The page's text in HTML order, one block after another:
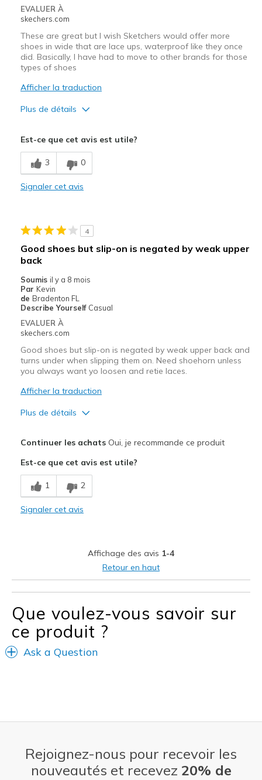
EVALUER À
skechers.com
These are great but I wish Sketchers would offer more
shoes in wide that are lace ups, waterproof like they once
did. Basically, I have had to move to other brands for those
types of shoes
Afficher la traduction
Plus de détails
Comfortable
Stylish
Casual Wear
Travel
Sizing
View On Shoes
Est-ce que cet avis est utile?
3 0
Signaler cet avis
4
Good shoes but slip-on is negated by weak upper
back
Soumis il y a 8 mois
Par Kevin
de Bradenton FL
Describe Yourself Casual
EVALUER À
skechers.com
Good shoes but slip-on is negated by weak upper back and
turns under when slipping them on. Need shoehorn unless
you always want yo loosen and retie laces.
Afficher la traduction
Plus de détails
Breathe Well
Comfortable
Travel
Sizing
Feels true to size
Continuer les achatsOui, je recommande ce produit
Est-ce que cet avis est utile?
1 2
Signaler cet avis
Affichage des avis 1-4
Retour en haut
Que voulez-vous savoir sur
ce produit ?
Ask a Question
Rejoignez-nous pour recevoir les
nouveautés et recevez 20% de